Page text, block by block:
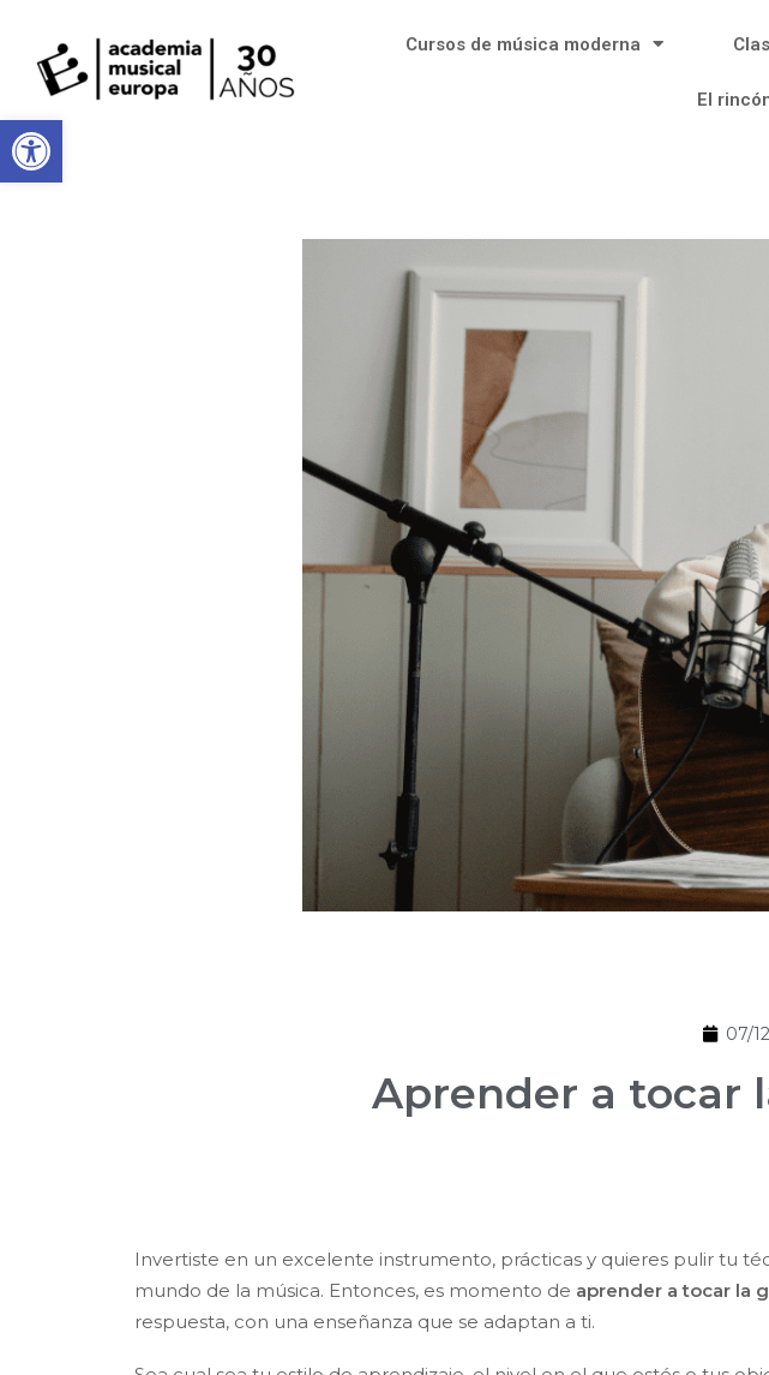
Abrir barra de herramientas
Cursos de música moderna
El
07/
Aprender a tocar
Invertiste en un excelente instrumento, prácticas y quieres pulir tu
mundo de la música. Entonces, es momento de aprender a tocar la
respuesta, con una enseñanza que se adaptan a ti.